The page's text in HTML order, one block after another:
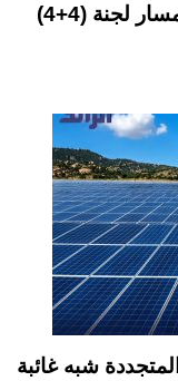
اتفاق يتكرر والتنفيذ يتعثر.. هل ينجح مسار لجنة (4+4)